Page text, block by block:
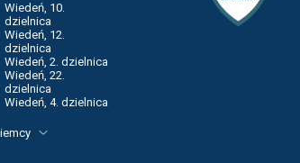
Wiedeń, 10.
dzielnica
Wiedeń, 12.
dzielnica
Wiedeń, 2. dzielnica
Wiedeń, 22.
dzielnica
Wiedeń, 4. dzielnica